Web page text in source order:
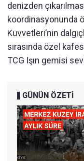
denizden
koordinasyonunda
Kuvvetleri’nin
sırasında özel
TCG Işın gemisi
GÜNÜN ÖZETİ